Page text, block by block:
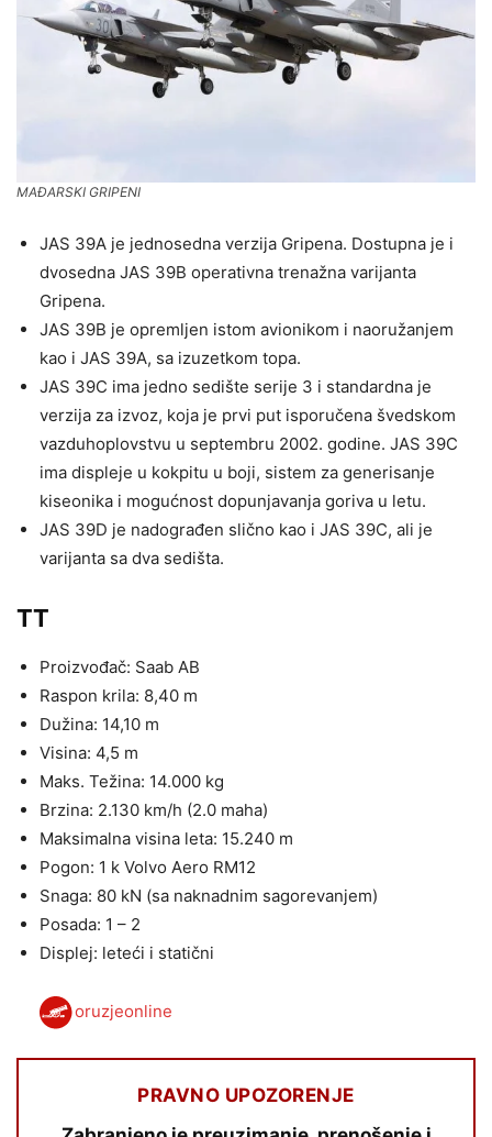
MAĐARSKI GRIPENI
JAS 39A je jednosedna verzija Gripena. Dostupna je i
dvosedna JAS 39B operativna trenažna varijanta
Gripena.
JAS 39B je opremljen istom avionikom i naoružanjem
kao i JAS 39A, sa izuzetkom topa.
JAS 39C ima jedno sedište serije 3 i standardna je
verzija za izvoz, koja je prvi put isporučena švedskom
vazduhoplovstvu u septembru 2002. godine. JAS 39C
ima displeje u kokpitu u boji, sistem za generisanje
kiseonika i mogućnost dopunjavanja goriva u letu.
JAS 39D je nadograđen slično kao i JAS 39C, ali je
varijanta sa dva sedišta.
TT
Proizvođač: Saab AB
Raspon krila: 8,40 m
Dužina: 14,10 m
Visina: 4,5 m
Maks. Težina: 14.000 kg
Brzina: 2.130 km/h (2.0 maha)
Maksimalna visina leta: 15.240 m
Pogon: 1 k Volvo Aero RM12
Snaga: 80 kN (sa naknadnim sagorevanjem)
Posada: 1 – 2
Displej: leteći i statični
oruzjeonline
PRAVNO UPOZORENJE